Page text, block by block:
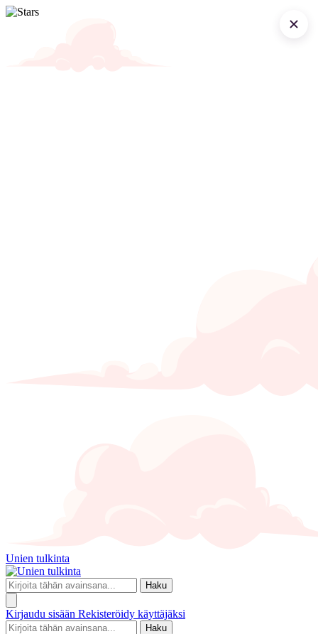
Unien tulkinta
Haku
Kirjaudu sisään Rekisteröidy käyttäjäksi
Haku